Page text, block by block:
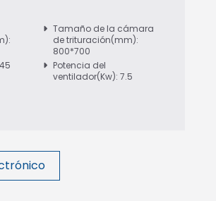
Tamaño de la cámara
de trituración(mm):
800*700
Potencia del
ventilador(Kw): 7.5